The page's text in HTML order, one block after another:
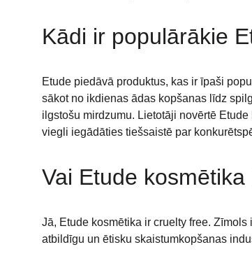
Kādi ir populārākie
Etude piedāvā produktus, kas ir īpaši
sākot no ikdienas ādas kopšanas līdz
ilgstošu mirdzumu. Lietotāji novērtē
viegli iegādāties tiešsaistē par
Vai Etude
Jā, Etude kosmētika ir cruelty free.
atbildīgu un ētisku skaistumkopšanas